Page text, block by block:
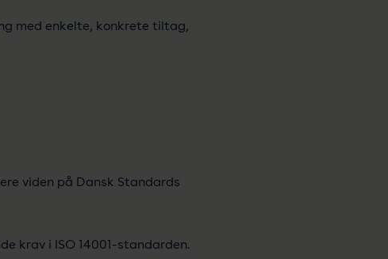
med enkelte, konkrete tiltag,
viden på Dansk Standards
krav i ISO 14001-standarden.